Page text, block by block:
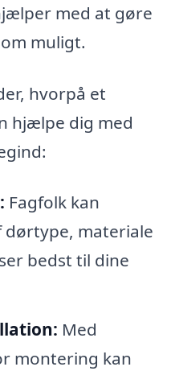
med at gøre
muligt.
hvorpå et
hjælpe dig med
Fagfolk kan
dørtype, materiale
bedst til dine
Med
montering kan